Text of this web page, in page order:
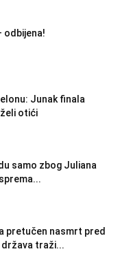
odbijena!
Junak finala
otići
samo zbog Juliana
pretučen nasmrt pred
država traži...